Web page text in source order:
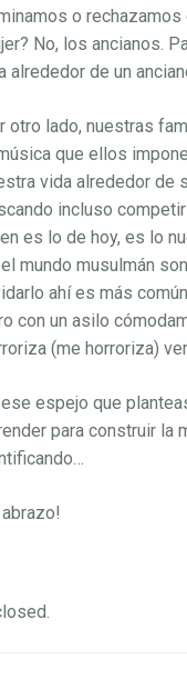
o
No, los ancianos.
alrededor de un
otro lado, nuestras
que ellos
vida alrededor de
incluso
es lo de hoy, es lo
mundo musulmán
ahí es más
con un asilo
(me horroriza)
ese espejo que
para construir la